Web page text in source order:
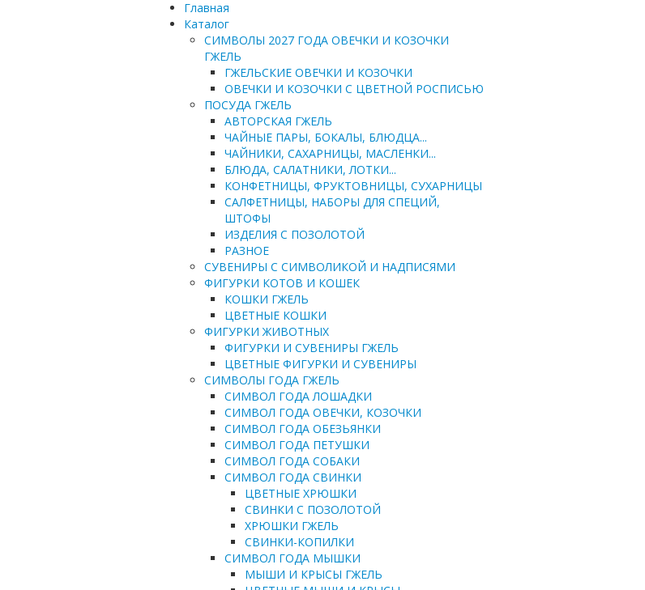
Главная
Каталог
СИМВОЛЫ 2027 ГОДА ОВЕЧКИ И КОЗОЧКИ
ГЖЕЛЬ
ГЖЕЛЬСКИЕ ОВЕЧКИ И КОЗОЧКИ
ОВЕЧКИ И КОЗОЧКИ С ЦВЕТНОЙ РОСПИСЬЮ
ПОСУДА ГЖЕЛЬ
АВТОРСКАЯ ГЖЕЛЬ
ЧАЙНЫЕ ПАРЫ, БОКАЛЫ, БЛЮДЦА...
ЧАЙНИКИ, САХАРНИЦЫ, МАСЛЕНКИ...
БЛЮДА, САЛАТНИКИ, ЛОТКИ...
КОНФЕТНИЦЫ, ФРУКТОВНИЦЫ, СУХАРНИЦЫ
САЛФЕТНИЦЫ, НАБОРЫ ДЛЯ СПЕЦИЙ,
ШТОФЫ
ИЗДЕЛИЯ С ПОЗОЛОТОЙ
РАЗНОЕ
СУВЕНИРЫ С СИМВОЛИКОЙ И НАДПИСЯМИ
ФИГУРКИ КОТОВ И КОШЕК
КОШКИ ГЖЕЛЬ
ЦВЕТНЫЕ КОШКИ
ФИГУРКИ ЖИВОТНЫХ
ФИГУРКИ И СУВЕНИРЫ ГЖЕЛЬ
ЦВЕТНЫЕ ФИГУРКИ И СУВЕНИРЫ
СИМВОЛЫ ГОДА ГЖЕЛЬ
СИМВОЛ ГОДА ЛОШАДКИ
СИМВОЛ ГОДА ОВЕЧКИ, КОЗОЧКИ
СИМВОЛ ГОДА ОБЕЗЬЯНКИ
СИМВОЛ ГОДА ПЕТУШКИ
СИМВОЛ ГОДА СОБАКИ
СИМВОЛ ГОДА СВИНКИ
ЦВЕТНЫЕ ХРЮШКИ
СВИНКИ С ПОЗОЛОТОЙ
ХРЮШКИ ГЖЕЛЬ
СВИНКИ-КОПИЛКИ
СИМВОЛ ГОДА МЫШКИ
МЫШИ И КРЫСЫ ГЖЕЛЬ